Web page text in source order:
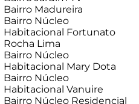
Bairro Madureira
Bairro Núcleo
Habitacional Fortunato
Rocha Lima
Bairro Núcleo
Habitacional Mary Dota
Bairro Núcleo
Habitacional Vanuire
Bairro Núcleo Residencial